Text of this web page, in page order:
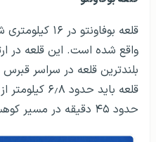
قلعه بوفاونتو
بلندترین قلعه در سراسر
قلعه باید
حدود ۴۵ دقیقه در مسیر کوهستانی پیاده‌روی کنید.